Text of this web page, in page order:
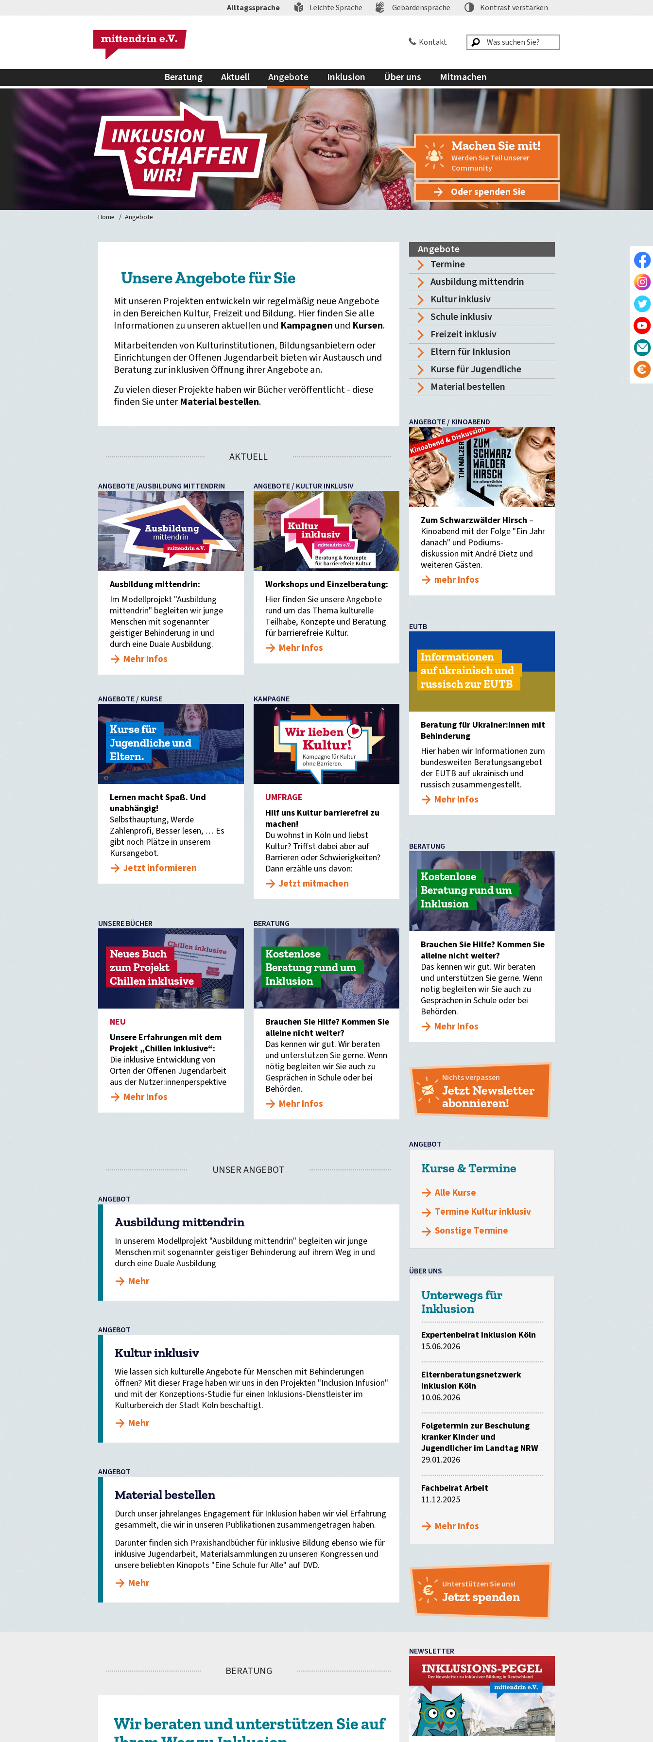
Alltagssprache Leichte Sprache Gebärdensprache Kontrastverstärken
Kontakt
Beratung Aktuell Angebote Inklusion Über uns Mitmachen
Machen Sie mit!
Werden Sie Teil unserer
Community
Oder spenden Sie
Home Angebote
Unsere Angebote für Sie
Mit unseren Projekten entwickeln wir regelmäßig neue Angebote
in den Bereichen Kultur, Freizeit und Bildung. Hier finden Sie alle
Informationen zu unseren aktuellen und Kampagnen und Kursen.
Mitarbeitenden von Kulturinstitutionen, Bildungsanbietern oder
Einrichtungen der Offenen Jugendarbeit bieten wir Austausch und
Beratung zur inklusiven Öffnung ihrer Angebote an.
Zu vielen dieser Projekte haben wir Bücher veröffentlicht - diese
finden Sie unterMaterial bestellen.
AKTUELL
ANGEBOTE /AUSBILDUNG MITTENDRIN
Ausbildung mittendrin:
Im Modellprojekt "Ausbildung
mittendrin" begleiten wir junge
Menschen mit sogenannter
geistiger Behinderung in und
durch eine Duale Ausbildung.
Mehr Infos
ANGEBOTE / KULTUR INKLUSIV
Workshops und Einzelberatung:
Hier finden Sie unsere Angebote
rund um das Thema kulturelle
Teilhabe, Konzepte und Beratung
für barrierefreie Kultur.
Mehr Infos
ANGEBOTE / KURSE
Kurse für
Jugendliche und
Eltern.
Lernen macht Spaß. Und
unabhängig!
Selbsthauptung, Werde
Zahlenprofi, Besser lesen, … Es
gibt noch Plätze in unserem
Kursangebot.
Jetzt informieren
KAMPAGNE
UMFRAGE
Hilf uns Kultur barrierefrei zu
machen!
Du wohnst in Köln und liebst
Kultur? Triffst dabei aber auf
Barrieren oder Schwierigkeiten?
Dann erzähle uns davon:
Jetzt mitmachen
UNSERE BÜCHER
Neues Buch
zum Projekt
Chillen inklusive
NEU
Unsere Erfahrungen mit dem
Projekt „Chillen inklusive“:
Die inklusive Entwicklung von
Orten der Offenen Jugendarbeit
aus der Nutzer:innenperspektive
Mehr Infos
BERATUNG
Kostenlose
Beratung rund um
Inklusion
Brauchen Sie Hilfe? Kommen Sie
alleine nicht weiter?
Das kennen wir gut. Wir beraten
und unterstützen Sie gerne. Wenn
nötig begleiten wir Sie auch zu
Gesprächen in Schule oder bei
Behörden.
Mehr Infos
UNSER ANGEBOT
ANGEBOT
Ausbildung mittendrin
In unserem Modellprojekt "Ausbildung mittendrin" begleiten wir junge
Menschen mit sogenannter geistiger Behinderung auf ihrem Weg in und
durch eine Duale Ausbildung
Mehr
ANGEBOT
Kultur inklusiv
Wie lassen sich kulturelle Angebote für Menschen mit Behinderungen
öffnen? Mit dieser Frage haben wir uns in den Projekten "Inclusion Infusion"
und mit der Konzeptions-Studie für einen Inklusions-Dienstleister im
Kulturbereich der Stadt Köln beschäftigt.
Mehr
ANGEBOT
Material bestellen
Durch unser jahrelanges Engagement für Inklusion haben wir viel Erfahrung
gesammelt, die wir in unseren Publikationen zusammengetragen haben.
Darunter finden sich Praxishandbücher für inklusive Bildung ebenso wie für
inklusive Jugendarbeit, Materialsammlungen zu unseren Kongressen und
unsere beliebten Kinopots "Eine Schule für Alle" auf DVD.
Mehr
BERATUNG
Wir beraten und unterstützen Sie auf
Angebote
Termine
Ausbildung mittendrin
Kultur inklusiv
Schule inklusiv
Freizeit inklusiv
Eltern für Inklusion
Kurse für Jugendliche
Material bestellen
ANGEBOTE / KINOABEND
Zum Schwarzwälder Hirsch –
Kinoabend mit der Folge "Ein Jahr
danach" und Podiums-
diskussion mit André Dietz und
weiteren Gästen.
mehr Infos
EUTB
Informationen
auf ukrainisch und
russisch zur EUTB
Beratung für Ukrainer:innen mit
Behinderung
Hier haben wir Informationen zum
bundesweiten Beratungsangebot
der EUTB auf ukrainisch und
russisch zusammengestellt.
Mehr Infos
BERATUNG
Kostenlose
Beratung rund um
Inklusion
Brauchen Sie Hilfe? Kommen Sie
alleine nicht weiter?
Das kennen wir gut. Wir beraten
und unterstützen Sie gerne. Wenn
nötig begleiten wir Sie auch zu
Gesprächen in Schule oder bei
Behörden.
Mehr Infos
Nichts verpassen
Jetzt Newsletter
abonnieren!
ANGEBOT
Kurse & Termine
Alle Kurse
Termine Kultur inklusiv
Sonstige Termine
ÜBER UNS
Unterwegs für
Inklusion
Expertenbeirat Inklusion Köln
15.06.2026
Elternberatungsnetzwerk
Inklusion Köln
10.06.2026
Folgetermin zur Beschulung
kranker Kinder und
Jugendlicher im Landtag NRW
29.01.2026
Fachbeirat Arbeit
11.12.2025
Mehr Infos
Unterstützen Sie uns!
Jetzt spenden
NEWSLETTER